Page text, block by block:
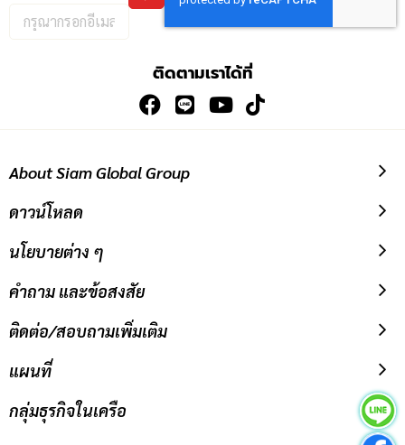
กรอก
อีเมล
ติดตามเราได้ที่
About Siam Global Group
ดาวน์โหลด
นโยบายต่าง ๆ
คำถาม และข้อสงสัย
ติดต่อ/สอบถามเพิ่มเติม
แผนที่
กลุ่มธุรกิจในเครือ